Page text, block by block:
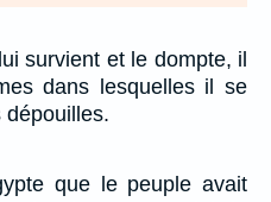
survient et le dompte, il
dans lesquelles il se
dépouilles.
que le peuple avait